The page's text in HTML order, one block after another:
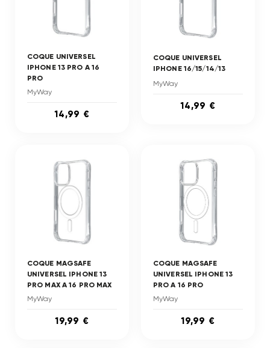
COQUE UNIVERSEL
IPHONE 13 PRO A 16
PRO
MyWay
14,99 €
COQUE UNIVERSEL
IPHONE 16/15/14/13
MyWay
14,99 €
COQUE MAGSAFE
UNIVERSEL IPHONE 13
PRO MAX A 16 PRO MAX
MyWay
19,99 €
COQUE MAGSAFE
UNIVERSEL IPHONE 13
PRO A 16 PRO
MyWay
19,99 €